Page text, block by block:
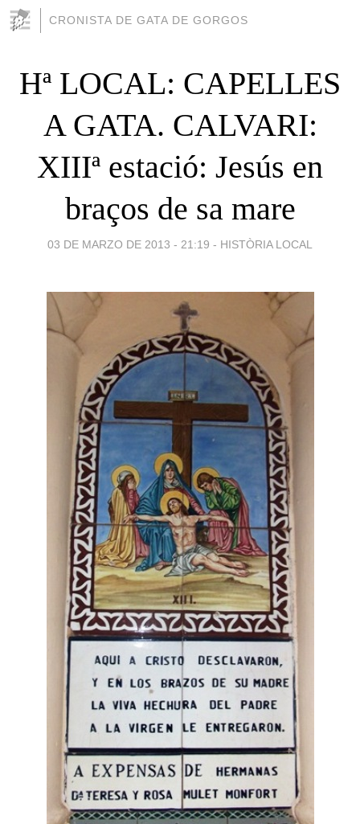
CRONISTA DE GATA DE GORGOS
Hª LOCAL: CAPELLES
A GATA. CALVARI:
XIIIª estació: Jesús en
braços de sa mare
03 DE MARZO DE 2013 - 21:19 - HISTÒRIA LOCAL